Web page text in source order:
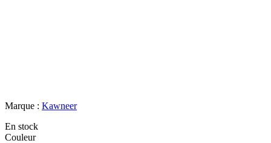
Marque : Kawneer
En stock
Couleur